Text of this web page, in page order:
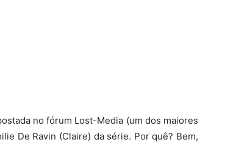
no fórum Lost-Media (um dos maiores
De Ravin (Claire) da série. Por quê? Bem,